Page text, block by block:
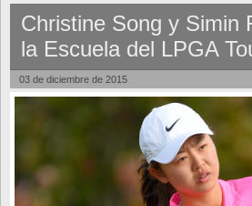
Christine Song y Simin
la Escuela del LPGA
03 de diciembre de 2015